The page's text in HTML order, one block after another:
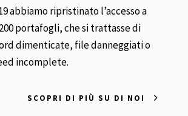
abbiamo ripristinato l’accesso a
portafogli, che si trattasse di
dimenticate, file danneggiati o
incomplete.
SCOPRI DI PIÙ SU DI NOI